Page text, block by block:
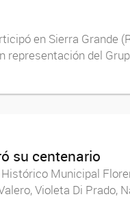
en Sierra Grande
del
su centenario
Municipal
Violeta Di Prado,